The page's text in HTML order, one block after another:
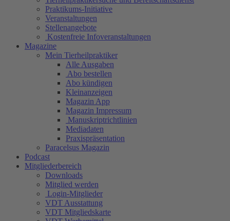
Praktikums-Initiative
Veranstaltungen
Stellenangebote
Kostenfreie Infoveranstaltungen
Magazine
Mein Tierheilpraktiker
Alle Ausgaben
Abo bestellen
Abo kündigen
Kleinanzeigen
Magazin App
Magazin Impressum
Manuskriptrichtlinien
Mediadaten
Praxispräsentation
Paracelsus Magazin
Podcast
Mitgliederbereich
Downloads
Mitglied werden
Login-Mitglieder
VDT Ausstattung
VDT Mitgliedskarte